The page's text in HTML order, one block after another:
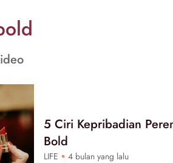
5 Ciri Kepribadian
Bold
LIFE 4 bulan yang lalu